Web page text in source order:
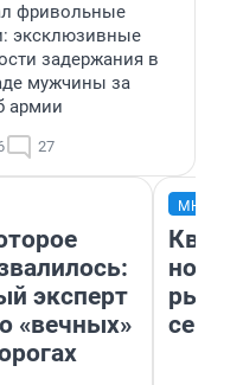
фривольные
эксклюзивные
задержания в
мужчины за
армии
27
эксперт
«вечных»
но